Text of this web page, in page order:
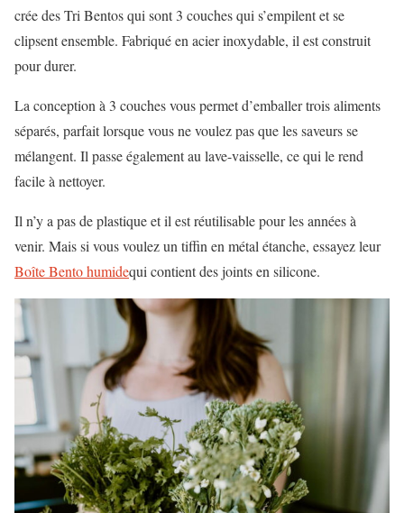
crée des Tri Bentos qui sont 3 couches qui s’empilent et se
clipsent ensemble. Fabriqué en acier inoxydable, il est construit
pour durer.
La conception à 3 couches vous permet d’emballer trois aliments
séparés, parfait lorsque vous ne voulez pas que les saveurs se
mélangent. Il passe également au lave-vaisselle, ce qui le rend
facile à nettoyer.
Il n’y a pas de plastique et il est réutilisable pour les années à
venir. Mais si vous voulez un tiffin en métal étanche, essayez leur
Boîte Bento humidequi contient des joints en silicone.